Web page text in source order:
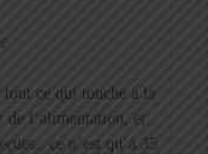
ce qui touche à la
de l’alimentation, et
ce n’est qu’à 35